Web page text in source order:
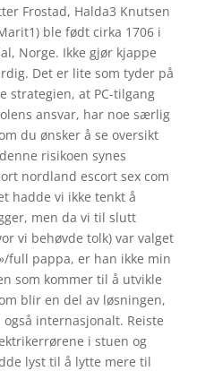
Frostad, Halda3 Knutsen
ble født cirka 1706 i
Norge. Ikke gjør kjappe
Det er lite som tyder på
strategien, at PC-tilgang
ansvar, har noe særlig
du ønsker å se oversikt
risikoen synes
nordland escort sex com
hadde vi ikke tenkt å
men da vi til slutt
vi behøvde tolk) var valget
full pappa, er han ikke min
som kommer til å utvikle
blir en del av løsningen,
internasjonalt. Reiste
i stuen og
lyst til å lytte mere til